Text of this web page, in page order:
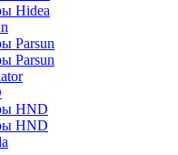
Hidea
Parsun
Parsun
HND
HND